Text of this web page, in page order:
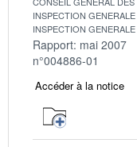
INSPECTION
INSPECTION
Rapport: mai 2007
n°004886-01
Accéder à la notice